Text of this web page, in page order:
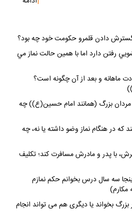
گسترش دادن قلمرو حكومت خود چه بود؟
رفتن دارد اما با همين حالت نماز مي
ماهانه و بعد از آن چگونه است؟
مردان بزرگ (همانند امام حسين(ع)) چه
كه در هنگام نماز وضو داشته يا نه، چه
با پدر و مادرش مسافرت كند؛ تكليف
سه سال درس بخوانم حكم نمازم
مكارم)
بزرگ بخواند يا ديگرى هم مى ‏تواند انجام